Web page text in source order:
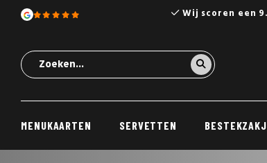
Wij scoren een
MENUKAARTEN SERVETTEN